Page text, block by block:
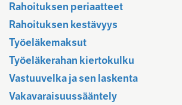
Rahoituksen periaatteet
Rahoituksen kestävyys
Työeläkemaksut
Työeläkerahan kiertokulku
Vastuuvelka ja sen laskenta
Vakavaraisuussääntely